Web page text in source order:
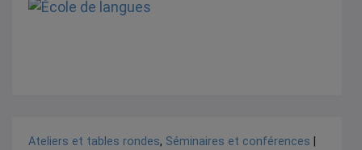
Ateliers et tables rondes, Séminaires et conférences